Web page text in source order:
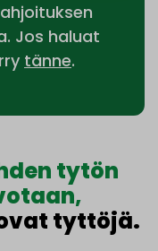
Jos haluat
tänne.
tytön
tyttöjä.